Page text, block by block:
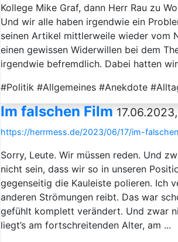
Kollege Mike Graf, dann Herr Rau zu
Und wir alle haben irgendwie ein
seinen Artikel mittlerweile wieder vom
einen gewissen Widerwillen bei dem
irgendwie befremdlich. Dabei hatten
#Politik #Allgemeines #Anekdote
Im falschen Film
https://herrmess.de/2023/06/17/im-
Sorry, Leute. Wir müssen reden. Und
nicht sein, dass wir so in unseren
gegenseitig die Kauleiste polieren. Ich
anderen Strömungen reibt. Das war
gefühlt komplett verändert. Und zwar
liegt’s am fortschreitenden Alter, am ...